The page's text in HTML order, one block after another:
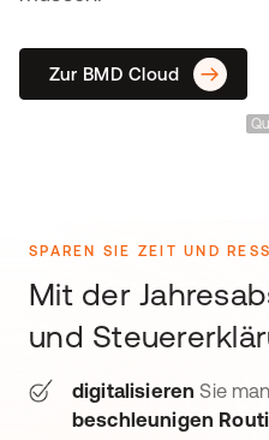
Zur BMD Cloud
SPAREN SIE ZEIT UND
Mit der
und
digitalisieren Sie
beschleunigen